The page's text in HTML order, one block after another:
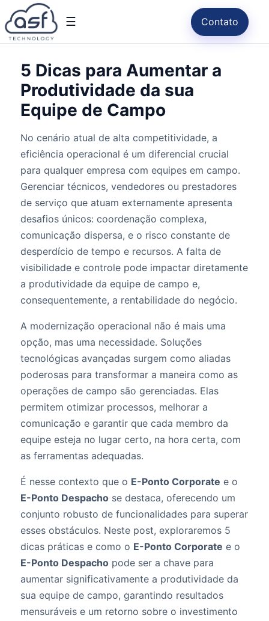
☰ Contato
5 Dicas para Aumentar a
Produtividade da sua
Equipe de Campo
No cenário atual de alta competitividade, a
eficiência operacional é um diferencial crucial
para qualquer empresa com equipes em campo.
Gerenciar técnicos, vendedores ou prestadores
de serviço que atuam externamente apresenta
desafios únicos: coordenação complexa,
comunicação dispersa, e o risco constante de
desperdício de tempo e recursos. A falta de
visibilidade e controle pode impactar diretamente
a produtividade da equipe de campo e,
consequentemente, a rentabilidade do negócio.
A modernização operacional não é mais uma
opção, mas uma necessidade. Soluções
tecnológicas avançadas surgem como aliadas
poderosas para transformar a maneira como as
operações de campo são gerenciadas. Elas
permitem otimizar processos, melhorar a
comunicação e garantir que cada membro da
equipe esteja no lugar certo, na hora certa, com
as ferramentas adequadas.
É nesse contexto que o E-Ponto Corporate e o
E-Ponto Despacho se destaca, oferecendo um
conjunto robusto de funcionalidades para superar
esses obstáculos. Neste post, exploraremos 5
dicas práticas e como o E-Ponto Corporate e o
E-Ponto Despacho pode ser a chave para
aumentar significativamente a produtividade da
sua equipe de campo, garantindo resultados
mensuráveis e um retorno sobre o investimento